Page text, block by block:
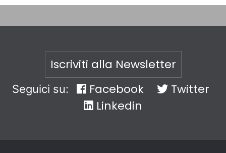
Iscriviti alla Newsletter
Seguici su: Facebook
Twitter
Linkedin